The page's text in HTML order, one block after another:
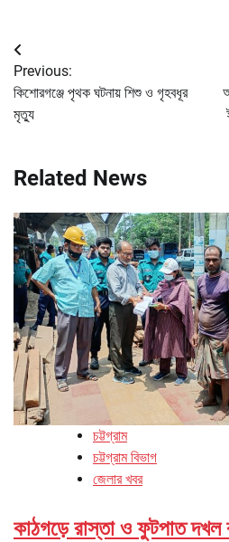
Post
navigation
Previous:
কিশোরগঞ্জে পৃথক ঘটনায় শিশু ও গৃহবধূর
মৃত্যু
Related News
চট্টগ্রাম
চট্টগ্রাম বিভাগ
জেলার খবর
কাঠগড়ে রাস্তা ও ফুটপাত